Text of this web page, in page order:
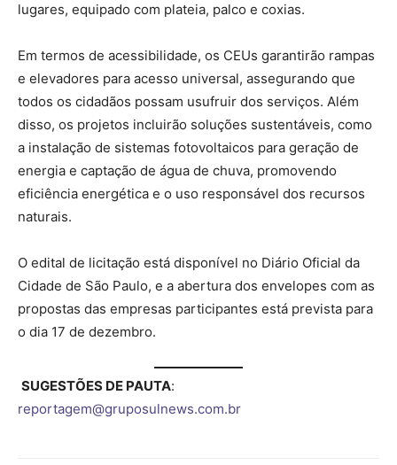
lugares, equipado com plateia, palco e coxias.
Em termos de acessibilidade, os CEUs garantirão rampas
e elevadores para acesso universal, assegurando que
todos os cidadãos possam usufruir dos serviços. Além
disso, os projetos incluirão soluções sustentáveis, como
a instalação de sistemas fotovoltaicos para geração de
energia e captação de água de chuva, promovendo
eficiência energética e o uso responsável dos recursos
naturais.
O edital de licitação está disponível no Diário Oficial da
Cidade de São Paulo, e a abertura dos envelopes com as
propostas das empresas participantes está prevista para
o dia 17 de dezembro.
SUGESTÕES DE PAUTA:
reportagem@gruposulnews.com.br